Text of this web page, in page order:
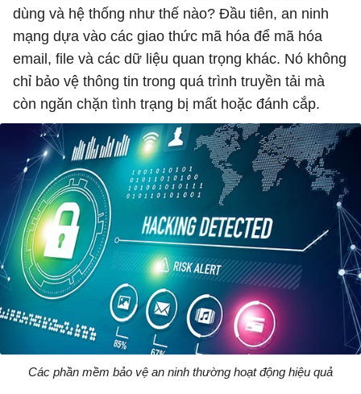
dùng và hệ thống như thế nào? Đầu tiên, an ninh
mạng dựa vào các giao thức mã hóa để mã hóa
email, file và các dữ liệu quan trọng khác. Nó không
chỉ bảo vệ thông tin trong quá trình truyền tải mà
còn ngăn chặn tình trạng bị mất hoặc đánh cắp.
Các phần mềm bảo vệ an ninh thường hoạt động hiệu quả